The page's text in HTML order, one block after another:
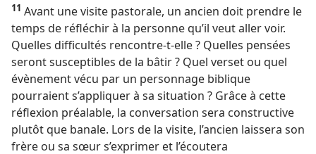
11 Avant une visite pastorale, un ancien doit prendre le
temps de réfléchir à la personne qu’il veut aller voir.
Quelles difficultés rencontre-t-elle ? Quelles pensées
seront susceptibles de la bâtir ? Quel verset ou quel
évènement vécu par un personnage biblique
pourraient s’appliquer à sa situation ? Grâce à cette
réflexion préalable, la conversation sera constructive
plutôt que banale. Lors de la visite, l’ancien laissera son
frère ou sa sœur s’exprimer et l’écoutera